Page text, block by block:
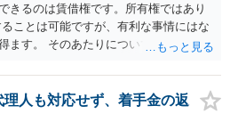
きるのは賃借権です。所有権ではあり
ことは可能ですが、有利な事情にはな
ます。 そのあたりについては、お近く
人も対応せず、着手金の返